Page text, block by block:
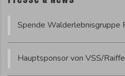
Spende Walderlebnisgruppe
Hauptsponsor von VSS/